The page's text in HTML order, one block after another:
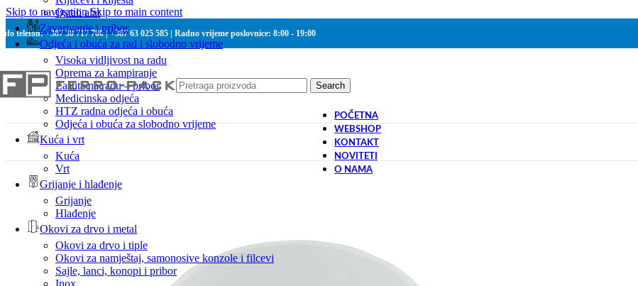
Skip to navigationSkip to main content
telefon: +387 30 717 700 | +387 63 025 585 | Radno vrijeme poslovnice: 8:00 - 19:00
Search
Ostali alat
Zavarivanje i pribor
Odjeća i obuća za rad i slobodno vrijeme
Visoka vidljivost na radu
Oprema za kampiranje
Zaštita na radu – pribor
Medicinska odjeća
HTZ radna odjeća i obuća
Odjeća i obuća za slobodno vrijeme
Kuća i vrt
Kuća
Vrt
Grijanje i hlađenje
Grijanje
Hlađenje
Okovi za drvo i metal
Okovi za drvo i tiple
Okovi za namještaj, samonosive konzole i filcevi
Sajle, lanci, konopi i pribor
Inox
POČETNA
WEBSHOP
KONTAKT
NOVITETI
O NAMA